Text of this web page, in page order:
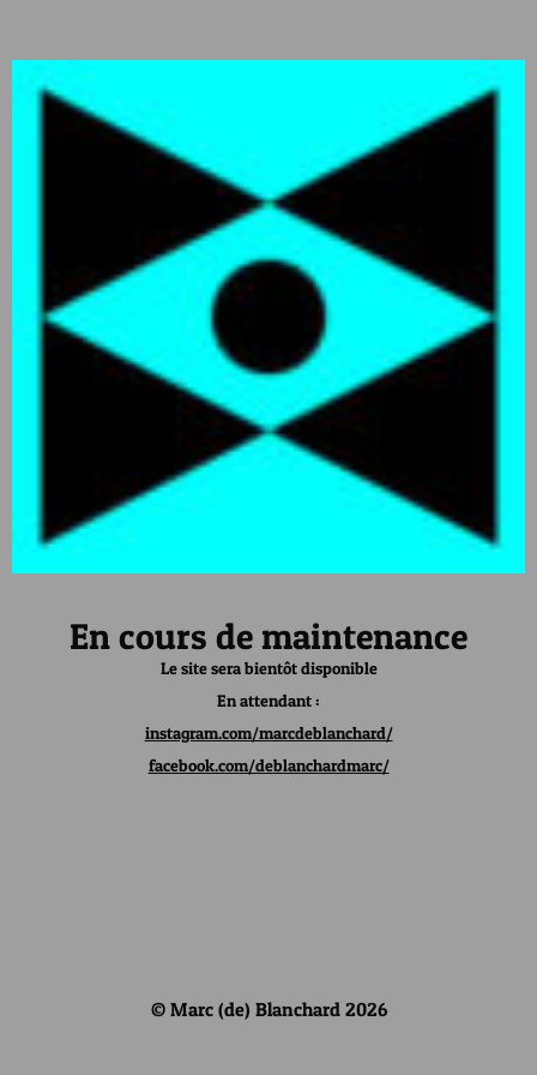
En cours de maintenance
Le site sera bientôt disponible
En attendant :
instagram.com/marcdeblanchard/
facebook.com/deblanchardmarc/
© Marc (de) Blanchard 2026